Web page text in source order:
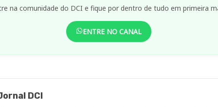
na comunidade do DCI e fique por dentro de tudo em primeira
ENTRE NO CANAL
DCI